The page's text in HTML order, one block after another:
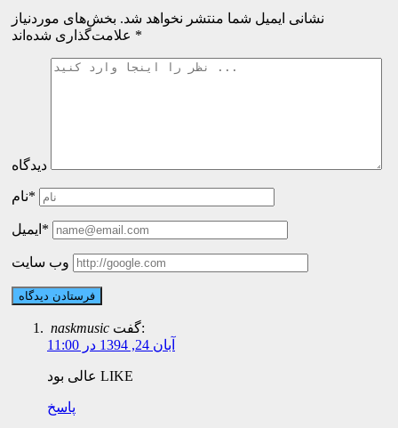
نشانی ایمیل شما منتشر نخواهد شد. بخش‌های موردنیاز
*
دیدگاه
نام*
ایمیل*
وب سایت
naskmusic
گفت:
آبان 24, 1394 در 11:00
عالی بود LIKE
پاسخ